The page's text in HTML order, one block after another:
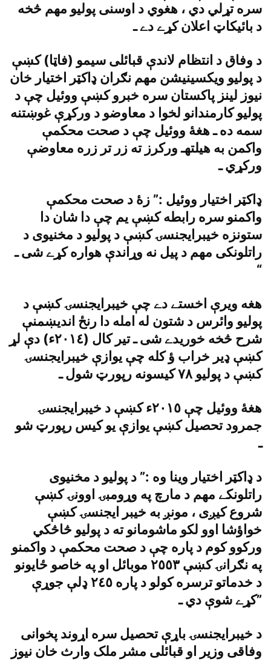
سره تړلي دي ، هغوي د اوسنى پوليو مهم څخه
د بائيکاټ اعلان کړے دے ـ
د وفاق د انتظام لاندې قبائلى سيمو (فاټا) کښې
د پوليو ويکسينيشن مهم نګران ډاکټر اختيار خان
نيوز لينز پاکستان سره خبرو کښې ووئيل چې د
پوليو کارمندانو لخوا د معاوضو د ورکړې غوښتنه
سمه ده ـ هغۀ ووئيل چې د صحت محکمې
واکمن به هيلتهـ ورکرز ته زر تر زره معاوضې
ورکړي ـ
ډاکټر اختيار ووئيل :” زۀ د صحت محکمې
واکمنو سره رابطه کښې يم چې دا شان دا
ستونزه خيبرايجنسۍ کښې د پوليو د مخنيوى د
راتلونکى مهم د پيل نه وړاندې هواره کړے شى ـ
“
هغه ويرې اخستے دے چې خيبرايجنسۍ کښې د
پوليو وائرس د شتون له امله دا رنځ انديښمنې
شرح څخه خوريدے شى ـ تير کال (٢٠١٤ء) دې لړ
کښې ډير خراب ؤ کله چې يوازې خيبرايجنسۍ
کښې د پوليو ٧٨ کيسونه رپورټ شول ـ
هغۀ ووئيل چې ٢٠١٥ء کښې د خيبرايجنسۍ
جمرود تحصيل کښې يوازې يو کيس رپورټ شو
ـ
د ډاکټر اختيار وينا وه :” د پوليو د مخنيوى
راتلونکے مهم د مارچ په وړومبۍ اوونۍ کښې
شروع کيږى ، مونږ به خيبر ايجنسۍ کښې
خواؤشا اوو لکو ماشومانو ته د پوليو څاڅکي
ورکوو کوم د پاره چې د صحت محکمې د واکمنو
په نګرانۍ کښې ٢٥٥٣ موبائل او په خاصو ځايونو
د خدماتو ترسره کولو د پاره ٢٤٥ ډلې جوړې
کړے شوې دي ـ”
د خيبرايجنسۍ باړې تحصيل سره اړوند پخوانى
وفاقى وزير او قبائلى مشر ملک وارث خان نيوز